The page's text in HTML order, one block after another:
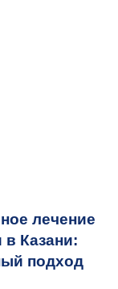
лечение
в Казани:
подход